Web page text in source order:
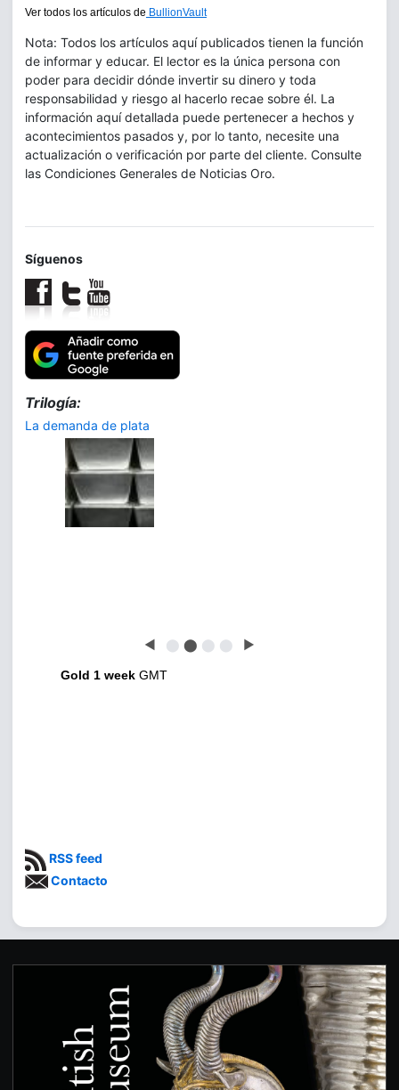
Ver todos los artículos de BullionVault
Nota: Todos los artículos aquí publicados tienen la función
de informar y educar. El lector es la única persona con
poder para decidir dónde invertir su dinero y toda
responsabilidad y riesgo al hacerlo recae sobre él. La
información aquí detallada puede pertenecer a hechos y
acontecimientos pasados y, por lo tanto, necesite una
actualización o verificación por parte del cliente. Consulte
las Condiciones Generales de Noticias Oro.
Síguenos
Trilogía:
La demanda de plata
◀ ⬤ ⬤ ⬤ ⬤ ▶
Gold 1 week GMT
RSS feed
Contacto